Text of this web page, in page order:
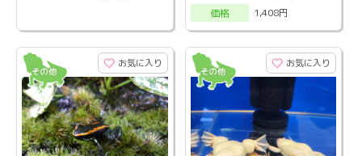
価格
1,408円
お気に入り お気に入り